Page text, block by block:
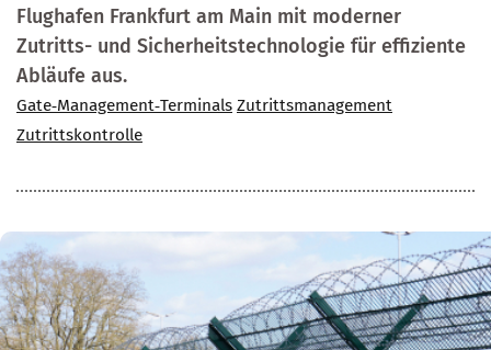
Flughafen Frankfurt am Main mit moderner
Zutritts- und Sicherheitstechnologie für effiziente
Abläufe aus.
Gate‑Management‑Terminals Zutrittsmanagement
Zutrittskontrolle